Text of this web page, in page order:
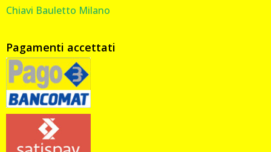
Chiavi Bauletto Milano
Pagamenti accettati